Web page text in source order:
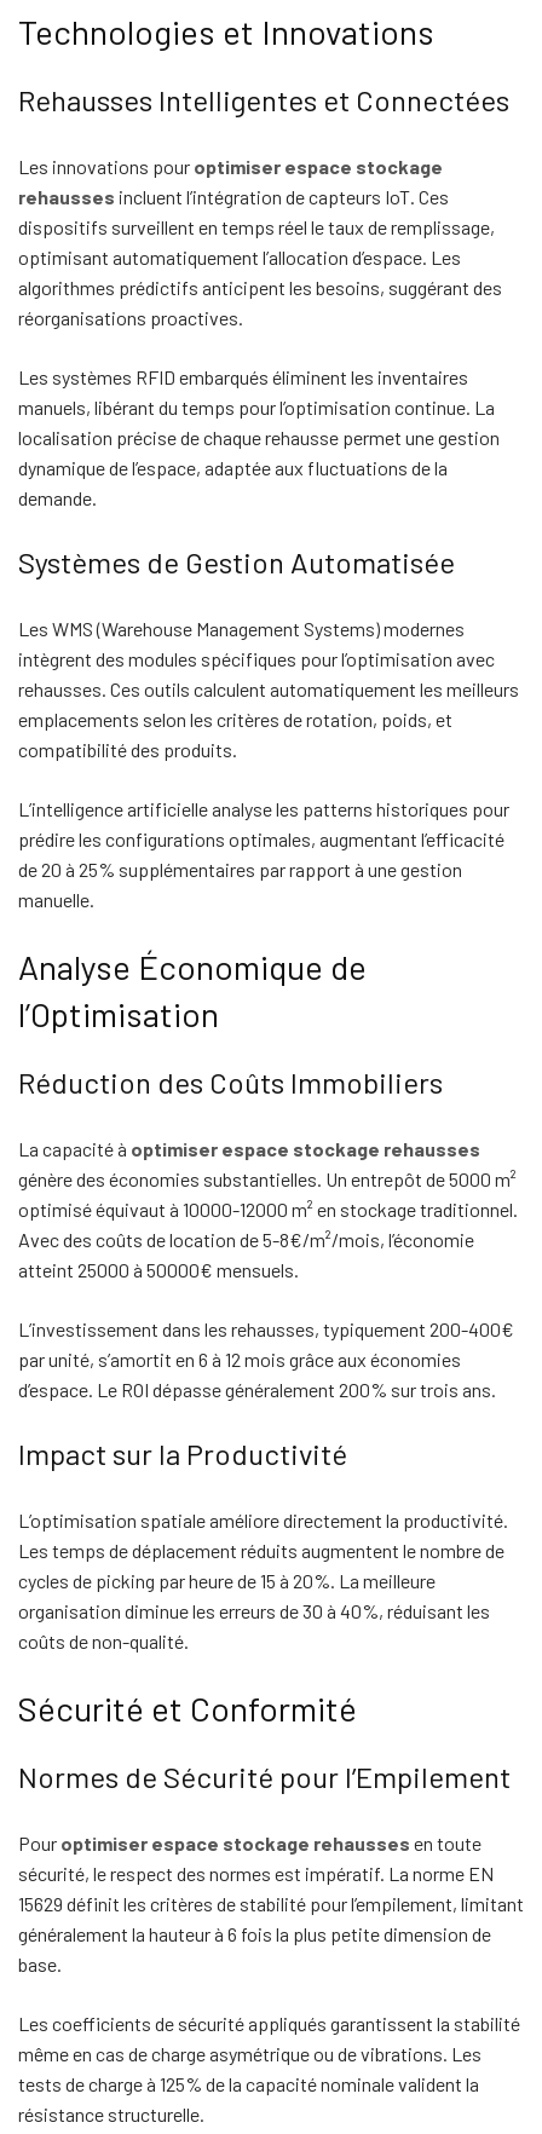
Technologies et Innovations
Rehausses Intelligentes et Connectées
Les innovations pour optimiser espace stockage
rehausses incluent l’intégration de capteurs IoT. Ces
dispositifs surveillent en temps réel le taux de remplissage,
optimisant automatiquement l’allocation d’espace. Les
algorithmes prédictifs anticipent les besoins, suggérant des
réorganisations proactives.
Les systèmes RFID embarqués éliminent les inventaires
manuels, libérant du temps pour l’optimisation continue. La
localisation précise de chaque rehausse permet une gestion
dynamique de l’espace, adaptée aux fluctuations de la
demande.
Systèmes de Gestion Automatisée
Les WMS (Warehouse Management Systems) modernes
intègrent des modules spécifiques pour l’optimisation avec
rehausses. Ces outils calculent automatiquement les meilleurs
emplacements selon les critères de rotation, poids, et
compatibilité des produits.
L’intelligence artificielle analyse les patterns historiques pour
prédire les configurations optimales, augmentant l’efficacité
de 20 à 25% supplémentaires par rapport à une gestion
manuelle.
Analyse Économique de
l’Optimisation
Réduction des Coûts Immobiliers
La capacité à optimiser espace stockage rehausses
génère des économies substantielles. Un entrepôt de 5000 m²
optimisé équivaut à 10000-12000 m² en stockage traditionnel.
Avec des coûts de location de 5-8€/m²/mois, l’économie
atteint 25000 à 50000€ mensuels.
L’investissement dans les rehausses, typiquement 200-400€
par unité, s’amortit en 6 à 12 mois grâce aux économies
d’espace. Le ROI dépasse généralement 200% sur trois ans.
Impact sur la Productivité
L’optimisation spatiale améliore directement la productivité.
Les temps de déplacement réduits augmentent le nombre de
cycles de picking par heure de 15 à 20%. La meilleure
organisation diminue les erreurs de 30 à 40%, réduisant les
coûts de non-qualité.
Sécurité et Conformité
Normes de Sécurité pour l’Empilement
Pour optimiser espace stockage rehausses en toute
sécurité, le respect des normes est impératif. La norme EN
15629 définit les critères de stabilité pour l’empilement, limitant
généralement la hauteur à 6 fois la plus petite dimension de
base.
Les coefficients de sécurité appliqués garantissent la stabilité
même en cas de charge asymétrique ou de vibrations. Les
tests de charge à 125% de la capacité nominale valident la
résistance structurelle.